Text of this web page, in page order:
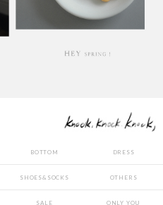
BOTTOM DRESS
SHOES&SOCKS OTHERS
SALE ONLY YOU